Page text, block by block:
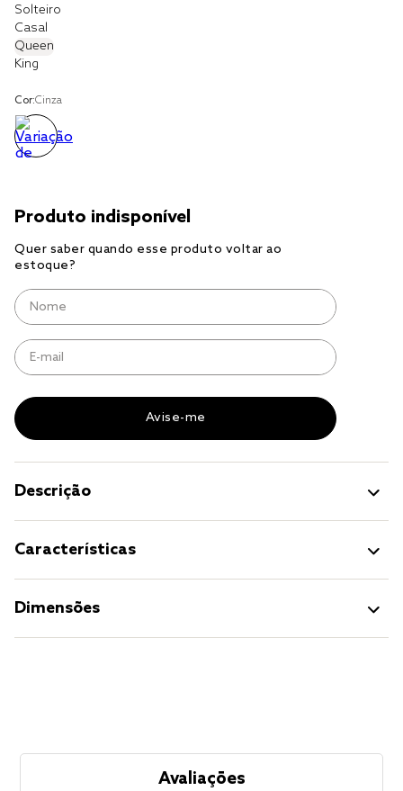
Solteiro
Casal
Queen
King
Cor:Cinza
Descrição
Características
Dimensões
Avaliações
cobre leito
cobertor
jogo cama casal